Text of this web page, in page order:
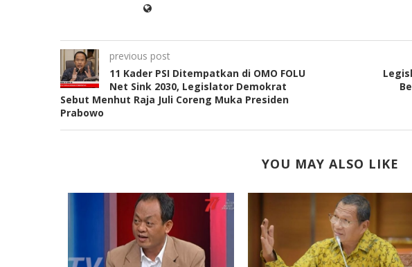
previous post
11 Kader PSI Ditempatkan di OMO FOLU
Net Sink 2030, Legislator Demokrat
Sebut Menhut Raja Juli Coreng Muka Presiden
Prabowo
YOU MAY ALSO LIKE